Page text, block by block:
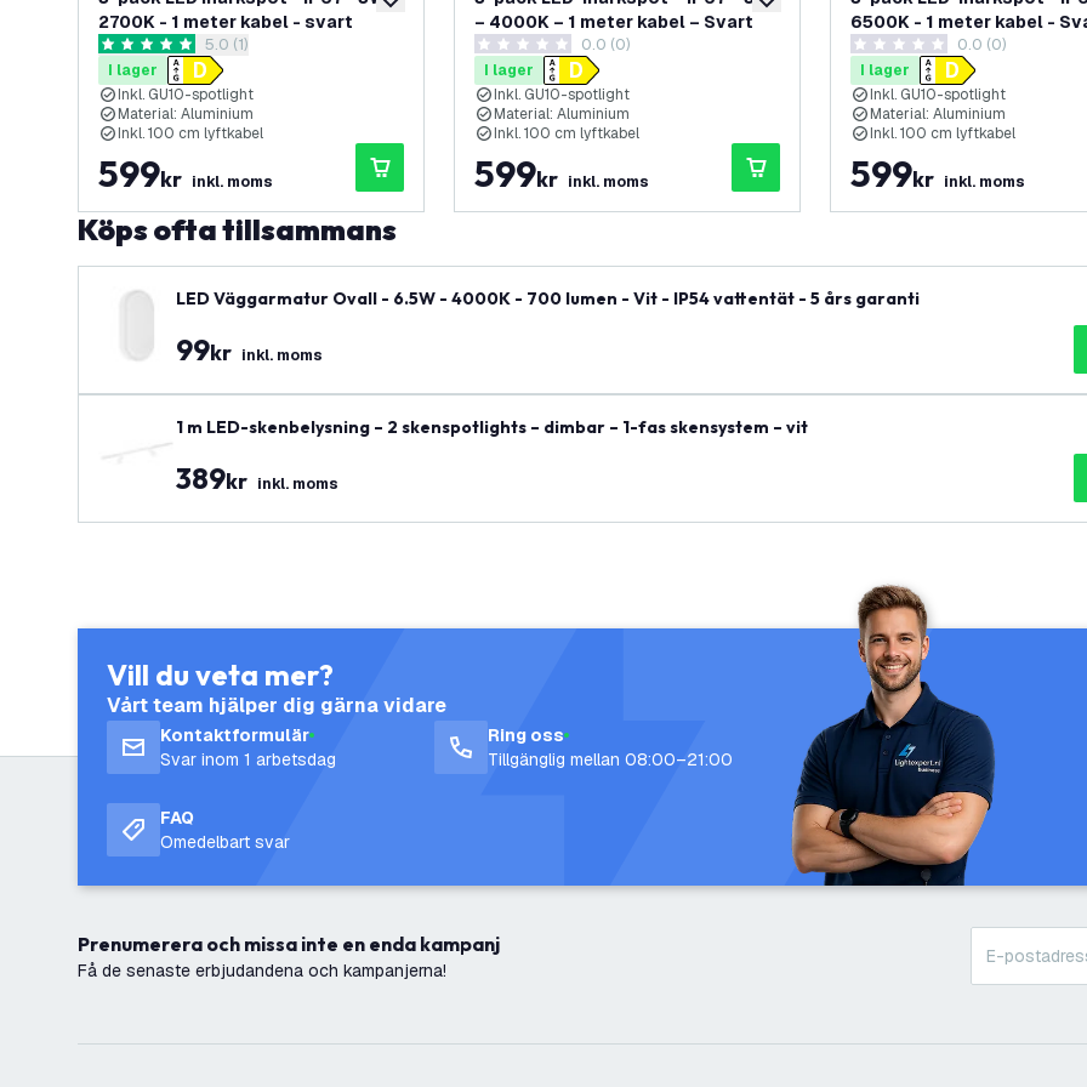
lägg till i önskelistan
2700K - 1 meter kabel - svart
öppna recensionspanel
5 stjärnbetyg 5.0 (1)
I lager
Inkl. GU10-spotlight
Material: Aluminium
Inkl. 100 cm lyftkabel
599kr inkl. moms
lägg till i önskelistan
– 4000K – 1 meter kabel – Svart
0 stjärnbetyg 0.0 (0)
I lager
Inkl. GU10-spotlight
Material: Aluminium
Inkl. 100 cm lyftkabel
599kr inkl. moms
6500K - 1 meter kabel -
0 stjärnbetyg 0.0 (0)
I lager
Inkl. GU10-spotlight
Material: Aluminium
Inkl. 100 cm lyftkabel
599kr inkl. moms
Köps ofta tillsammans
LED Väggarmatur Ovall - 6.5W - 4000K - 700 lumen - Vit - IP54 vattentät - 5 års garanti
99kr inkl. moms
1 m LED-skenbelysning – 2 skenspotlights – dimbar – 1-fas skensystem – vit
389kr inkl. moms
Vill du veta mer?
Vårt team hjälper dig gärna vidare
Kontaktformulär
Svar inom 1 arbetsdag
Ring oss
Tillgänglig mellan 08:00–21:00
FAQ
Omedelbart svar
Prenumerera och missa inte en enda kampanj
Få de senaste erbjudandena och kampanjerna!